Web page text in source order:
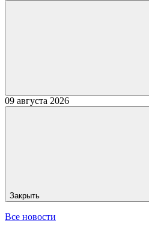
09 августа 2026
Закрыть
Все новости